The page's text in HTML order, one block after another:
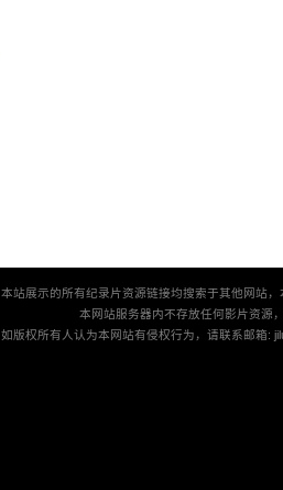
本站展示的所有纪录片资源链接均搜索于其他网站
本网站服务器内不存放任何影片资源
如版权所有人认为本网站有侵权行为，请联系邮箱: